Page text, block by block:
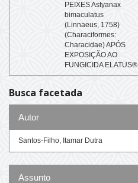
PEIXES Astyanax
bimaculatus
(Linnaeus, 1758)
(Characiformes:
Characidae) APÓS
EXPOSIÇÃO AO
FUNGICIDA ELATUS®
Busca facetada
Autor
Santos-Filho, Itamar Dutra
Assunto